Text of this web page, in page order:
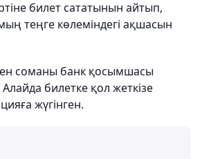
билет сататынын айтып,
мың теңге көлеміндегі ақшасын
соманы банк қосымшасы
билетке қол жеткізе
жүгінген.